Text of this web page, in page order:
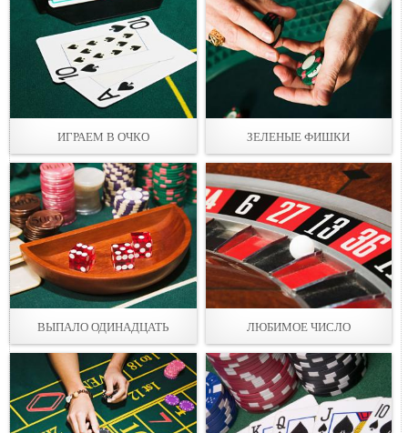
ИГРАЕМ В ОЧКО ЗЕЛЕНЫЕ ФИШКИ
ВЫПАЛО ОДИНАДЦАТЬ ЛЮБИМОЕ ЧИСЛО